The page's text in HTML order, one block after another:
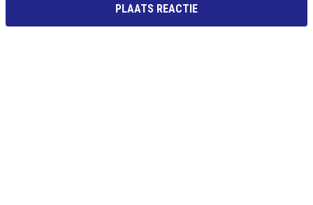
PLAATS REACTIE